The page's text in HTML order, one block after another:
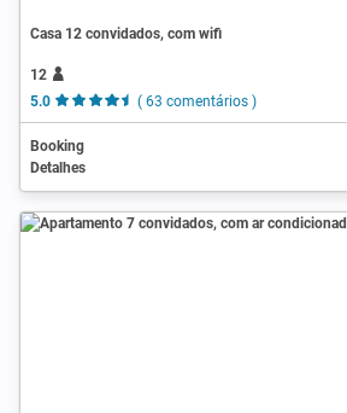
Casa 12 convidados, com wifi
12
5.0
( 63 comentários )
Booking
Detalhes